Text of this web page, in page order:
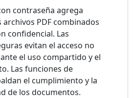
contraseña agrega
PDF combinados
confidencial. Las
evitan el acceso no
el uso compartido y el
Las funciones de
el cumplimiento y la
de los documentos.